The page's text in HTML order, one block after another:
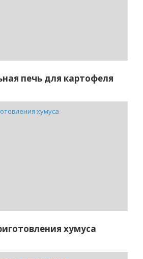
печь для картофеля
хумуса